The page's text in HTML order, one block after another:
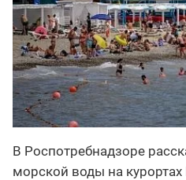
В Роспотребнадзоре
морской воды на курортах